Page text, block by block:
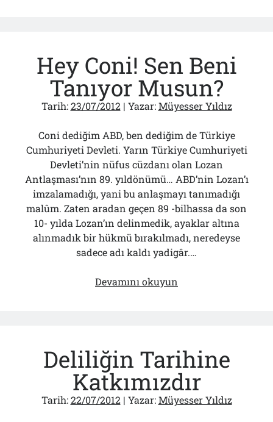
Hey Coni! Sen Beni
Tanıyor Musun?
Tarih:23/07/2012| Yazar:Müyesser Yıldız
Coni dediğim ABD, ben dediğim de Türkiye
Cumhuriyeti Devleti. Yarın Türkiye Cumhuriyeti
Devleti’nin nüfus cüzdanı olan Lozan
Antlaşması’nın 89. yıldönümü… ABD’nin Lozan’ı
imzalamadığı, yani bu anlaşmayı tanımadığı
malûm. Zaten aradan geçen 89 -bilhassa da son
10- yılda Lozan’ın delinmedik, ayaklar altına
alınmadık bir hükmü bırakılmadı, neredeyse
sadece adı kaldı yadigâr.…
Devamını okuyun
Musun?
Deliliğin Tarihine
Katkımızdır
Tarih:22/07/2012| Yazar:Müyesser Yıldız